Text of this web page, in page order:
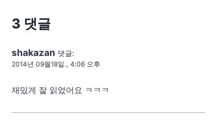
3 댓글
shakazan 댓글:
2014년 09월18일., 4:06 오후
재밌게 잘 읽었어요 ㅋㅋㅋ